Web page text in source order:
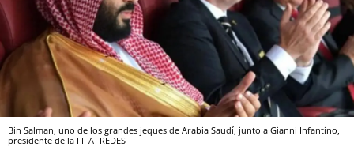
Bin Salman, uno de los grandes jeques de Arabia Saudí, junto a Gianni Infantino,
presidente de la FIFA REDES